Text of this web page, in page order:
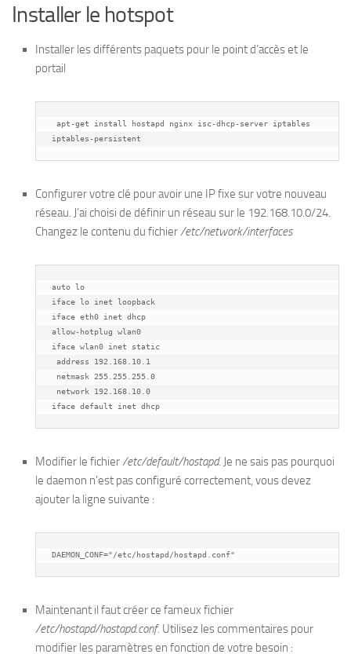
Installer le hotspot
Installer les différents paquets pour le point d’accès et le
portail
iptables-persistent
Configurer votre clé pour avoir une IP fixe sur votre nouveau
réseau. J’ai choisi de définir un réseau sur le 192.168.10.0/24.
Changez le contenu du fichier /etc/network/interfaces
auto lo
iface lo inet loopback
iface eth0 inet dhcp
allow-hotplug wlan0
iface wlan0 inet static
iface default inet dhcp
Modifier le fichier /etc/default/hostapd. Je ne sais pas pourquoi
le daemon n’est pas configuré correctement, vous devez
ajouter la ligne suivante :
DAEMON_CONF="/etc/hostapd/hostapd.conf"
Maintenant il faut créer ce fameux fichier
/etc/hostapd/hostapd.conf. Utilisez les commentaires pour
modifier les paramètres en fonction de votre besoin :